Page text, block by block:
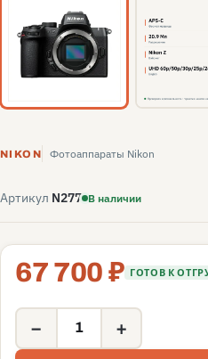
NIKON Фотоаппараты Nikon
Артикул N277 В наличии
67 700 ₽ ГОТОВ К
− +